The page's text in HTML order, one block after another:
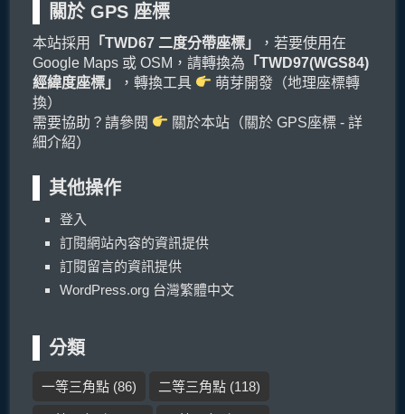
關於 GPS 座標
本站採用 「TWD67 二度分帶座標」
，若要使用在
Google Maps 或 OSM，請轉換為 「TWD97(WGS84)
經緯度座標」
，轉換工具
萌芽開發（地理座標轉
換）
需要協助？請參閱
關於本站（關於 GPS座標 - 詳
細介紹）
其他操作
登入
訂閱網站內容的資訊提供
訂閱留言的資訊提供
WordPress.org 台灣繁體中文
分類
一等三角點 (86) 二等三角點 (118)